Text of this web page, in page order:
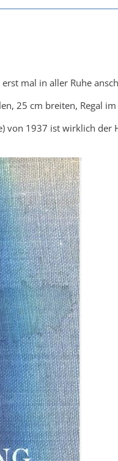
mal in aller Ruhe
25 cm breiten, Regal
von 1937 ist wirklich der